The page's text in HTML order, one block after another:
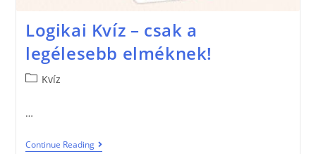
Logikai Kvíz – csak a
legélesebb elméknek!
Kvíz
…
Continue Reading